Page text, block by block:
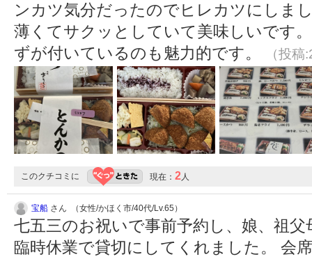
ンカツ気分だったのでヒレカツにしま
薄くてサクッとしていて美味しいです
ずが付いているのも魅力的です。
（投
このクチコミに 現在： 2人
宝船 さん （女性/かほく市/40代/Lv.65）
七五三のお祝いで事前予約し、娘、祖
臨時休業で貸切にしてくれました。 会